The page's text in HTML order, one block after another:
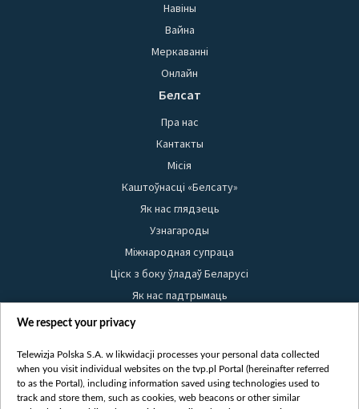
Навіны
Вайна
Меркаванні
Онлайн
Белсат
Пра нас
Кантакты
Місія
Каштоўнасці «Белсату»
Як нас глядзець
Узнагароды
Міжнародная супраца
Ціск з боку ўладаў Беларусі
Як нас падтрымаць
Правілы выкарыстання матэрыялаў
Бяспека
Youtube
We respect your privacy
Telewizja Polska S.A. w likwidacji processes your personal data collected
when you visit individual websites on the tvp.pl Portal (hereinafter referred
to as the Portal), including information saved using technologies used to
track and store them, such as cookies, web beacons or other similar